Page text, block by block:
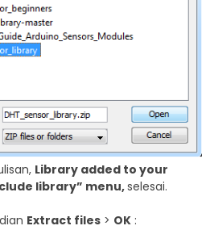
Library added to your
library” menu,selesai.
Extract files > OK :